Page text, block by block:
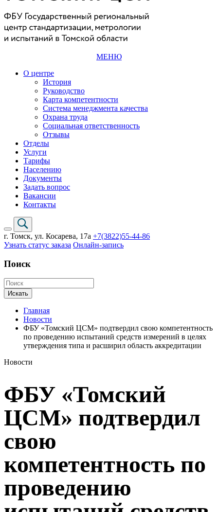
МЕНЮ
О центре
История
Руководство
Карта компетентности
Система менеджмента качества
Охрана труда
Социальная ответственность
Отзывы
Отделы
Услуги
Тарифы
Населению
Документы
Задать вопрос
Вакансии
Контакты
г. Томск, ул. Косарева, 17а +7(3822)55-44-86
Узнать статус заказа Онлайн-запись
Поиск
Искать
Главная
Новости
ФБУ «Томский ЦСМ» подтвердил свою компетентность
по проведению испытаний средств измерений в целях
утверждения типа и расширил область аккредитации
Новости
ФБУ «Томский
ЦСМ» подтвердил
свою
компетентность по
проведению